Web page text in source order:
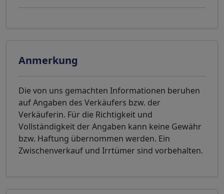
Anmerkung
Die von uns gemachten Informationen beruhen
auf Angaben des Verkäufers bzw. der
Verkäuferin. Für die Richtigkeit und
Vollständigkeit der Angaben kann keine Gewähr
bzw. Haftung übernommen werden. Ein
Zwischenverkauf und Irrtümer sind vorbehalten.